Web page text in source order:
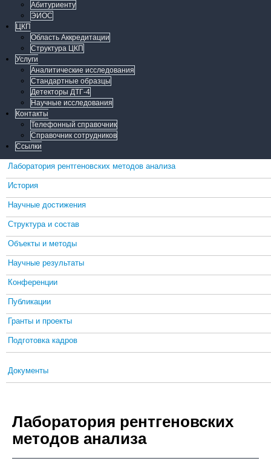
Абитуриенту
ЭИОС
ЦКП
Область Аккредитации
Структура ЦКП
Услуги
Аналитические исследования
Стандартные образцы
Детекторы ДТГ-4
Научные исследования
Контакты
Телефонный справочник
Справочник сотрудников
Ссылки
Лаборатория рентгеновских методов анализа
История
Научные достижения
Структура и состав
Объекты и методы
Научные результаты
Конференции
Публикации
Гранты и проекты
Подготовка кадров
Документы
Лаборатория рентгеновских
методов анализа